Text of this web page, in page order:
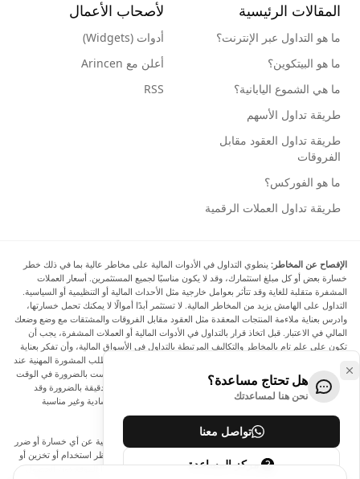
المقالات الرئيسية
ما هو التداول عبر الإنترنت؟
ما هو البيتكوين؟
ما هي الشموع اليابانية؟
طريقة تداول الأسهم
طريقة تداول العقود مقابل
الفروقات
ما هو الفوركس؟
طريقة تداول العملات الرقمية
لأصحاب الأعمال
أدوات (Widgets)
أعلن مع Arincen
RSS
الإفصاح عن المخاطر: ينطوي التداول في الأدوات المالية على مخاطر عالية بما في ذلك خطر
خسارة بعض أو كل مبلغ استثمارك، وقد لا يكون مناسبًا لجميع المستثمرين. أسعار العملات
المشفرة متقلبة للغاية وقد تتأثر بعوامل خارجية مثل الأحداث المالية أو التنظيمية أو السياسية.
التداول على الهامش يزيد من المخاطر المالية. لا تستثمر أبدًا أموالًا لا يمكنك تحمل خسارتها،
وادرس بعناية ملاءمة المنتجات المعقدة مثل العقود مقابل الفروقات والمشتقات مع وضع وضعك
المالي في الاعتبار. قبل اتخاذ قرار بالتداول في الأدوات المالية أو العملات المشفرة، يجب أن
تكون على علم تام بالمخاطر والتكاليف المرتبطة بالتداول في الأسواق المالية، وأن تفكر بعناية
في أهدافك الاستثمارية ومستوى خبرتك ورغبتك في المخاطرة، وأن تطلب المشورة المهنية عند
الحاجة. تود Arincen أن تذكرك بأن البيانات الواردة في هذا الموقع ليست بالضرورة في الوقت
الفعلي وليست دقيقة. البيانات والأسعار الموجودة على الموقع ليست دقيقة بالضرورة وقد
تختلف عن السعر الفعلي في أي سوق معينة، مما يعني أن الأسعار إرشادية وغير مناسبة
لأغراض التداول.
لن يتحمل Arincen وأي مزود للبيانات الواردة في هذا الموقع المسؤولية عن أي خسارة أو ضرر
نتيجة لتداولك، أو اعتمادك على المعلومات الواردة في هذا الموقع. يحظر استخدام أو تخزين أو
إعادة إنتاج أو عرض أو تعديل أو نقل أو توزيع البيانات الموجودة في هذا الموقع دون الحصول
هل تحتاج مساعدة؟
نحن هنا لمساعدتك
تواصل معنا
مركز المساعدة